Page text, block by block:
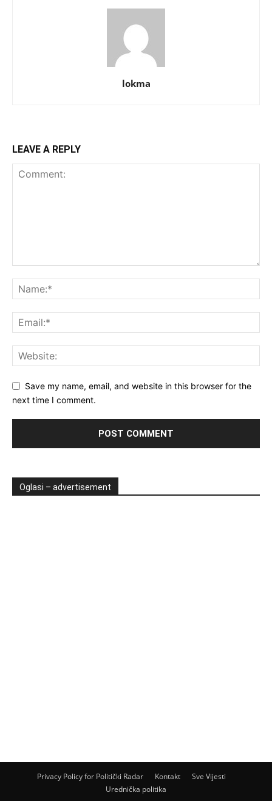
lokma
LEAVE A REPLY
Save my name, email, and website in this browser for the
next time I comment.
Oglasi – advertisement
Privacy Policy for Politički Radar Kontakt
Sve Vijesti
Urednička politika